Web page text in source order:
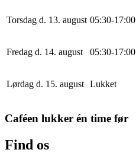
Torsdag d. 13. august 05:30-17:00
Fredag d. 14. august 05:30-17:00
Lørdag d. 15. august Lukket
Caféen lukker én time før
Find os